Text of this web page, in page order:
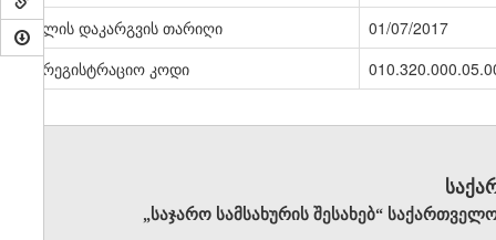
ძალის დაკარგვის თარიღი
01/07/2017
სარეგისტრაციო კოდი
„საჯარო სამსახურის შესახებ“